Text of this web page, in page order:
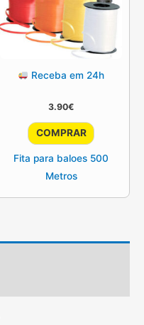
Receba em 24h
3.90€
COMPRAR
This
product
has
variants.
Fita para baloes 500
Metros